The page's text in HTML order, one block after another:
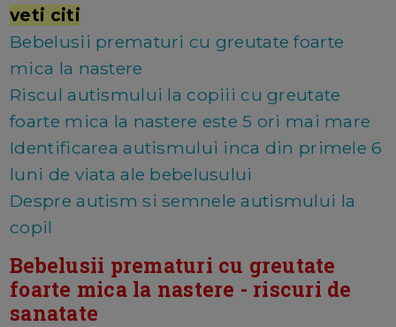
veti citi
Bebelusii prematuri cu greutate foarte
mica la nastere
Riscul autismului la copiii cu greutate
foarte mica la nastere este 5 ori mai mare
Identificarea autismului inca din primele 6
luni de viata ale bebelusului
Despre autism si semnele autismului la
copil
Bebelusii prematuri cu greutate
foarte mica la nastere - riscuri de
sanatate